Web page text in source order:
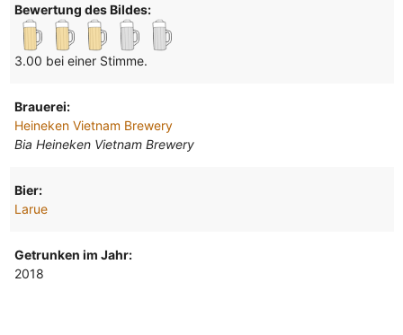
Bewertung des Bildes:
3.00 bei einer Stimme.
Brauerei:
Heineken Vietnam Brewery
Bia Heineken Vietnam Brewery
Bier:
Larue
Getrunken im Jahr:
2018